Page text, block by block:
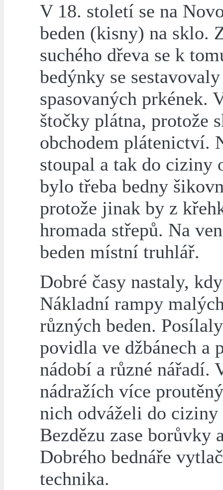
V 18. století se na
beden (kisny) na sklo.
suchého dřeva se k
bedýnky se
spasovaných prkének.
štočky plátna, protože
obchodem plátenictví.
stoupal a tak do ciziny
bylo třeba bedny
protože jinak by z
hromada střepů. Na
beden místní truhlář.
Dobré časy nastaly,
Nákladní rampy
různých beden.
povidla ve džbánech a
nádobí a různé nářadí.
nádražích více
nich odváželi do ciziny
Bezdězu zase borůvky
Dobrého bednáře
technika.